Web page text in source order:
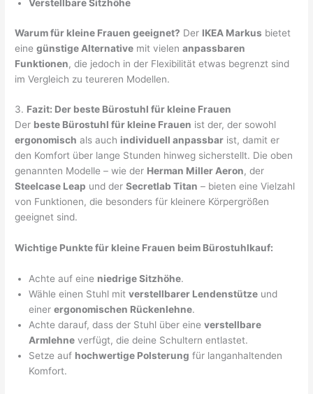
Verstellbare Sitzhöhe
Warum für kleine Frauen geeignet? Der IKEA Markus bietet
einegünstige Alternative mit vielenanpassbaren
Funktionen, die jedoch in der Flexibilität etwas begrenzt sind
im Vergleich zu teureren Modellen.
3. Fazit: Der beste Bürostuhl für kleine Frauen
Der beste Bürostuhl für kleine Frauen ist der, der sowohl
ergonomisch als auch individuell anpassbar ist, damit er
den Komfort über lange Stunden hinweg sicherstellt. Die oben
genannten Modelle – wie der Herman Miller Aeron, der
Steelcase Leap und derSecretlab Titan – bieten eine Vielzahl
von Funktionen, die besonders für kleinere Körpergrößen
geeignet sind.
Wichtige Punkte für kleine Frauen beim Bürostuhlkauf:
Achte auf eine niedrige Sitzhöhe.
Wähle einen Stuhl mitverstellbarer Lendenstütze und
einerergonomischen Rückenlehne.
Achte darauf, dass der Stuhl über eineverstellbare
Armlehne verfügt, die deine Schultern entlastet.
Setze auf hochwertige Polsterung für langanhaltenden
Komfort.